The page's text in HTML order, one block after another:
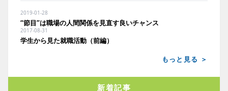
2019-01-28
“節目”は職場の人間関係を見直す良いチャンス
2017-08-31
学生から見た就職活動（前編）
もっと見る ＞
新着記事